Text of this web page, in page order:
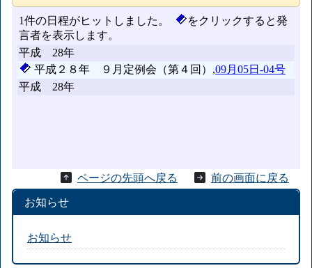
ページの先頭へ戻る
前の画面に戻る
お知らせ
お知らせ